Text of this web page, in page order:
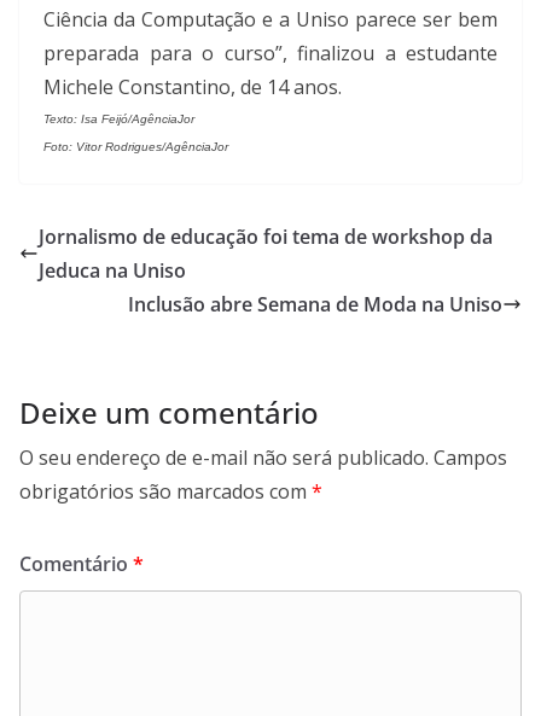
Ciência da Computação e a Uniso parece ser bem
preparada para o curso”, finalizou a estudante
Michele Constantino, de 14 anos.
Texto: Isa Feijó/AgênciaJor
Foto: Vitor Rodrigues/AgênciaJor
Jornalismo de educação foi tema de workshop da
Jeduca na Uniso
Inclusão abre Semana de Moda na Uniso
Deixe um comentário
O seu endereço de e-mail não será publicado. Campos
obrigatórios são marcados com *
Comentário *